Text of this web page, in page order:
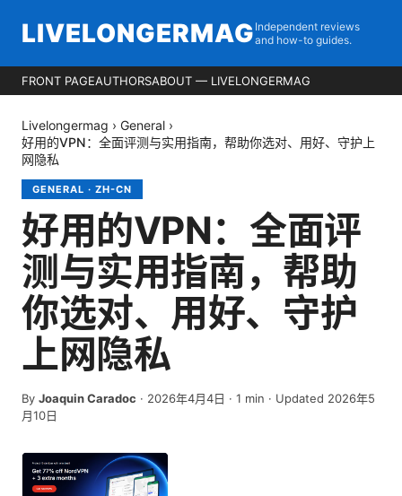
LIVELONGERMAG Independent reviews
and how-to guides.
FRONT PAGEAUTHORSABOUT — LIVELONGERMAG
Livelongermag › General ›
好用的VPN：全面评测与实用指南，帮助你选对、用好、守护上
网隐私
GENERAL · ZH-CN
好用的VPN：全面评
测与实用指南，帮助
你选对、用好、守护
上网隐私
By Joaquin Caradoc · 2026年4月4日 · 1 min · Updated 2026年5
月10日